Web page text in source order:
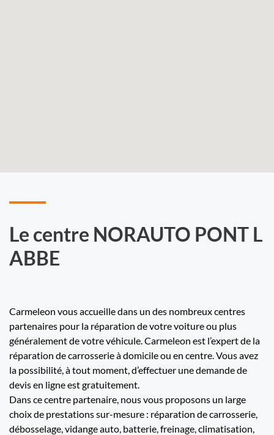
Le centre NORAUTO PONT L
ABBE
Carmeleon vous accueille dans un des nombreux centres
partenaires pour la réparation de votre voiture ou plus
généralement de votre véhicule. Carmeleon est l’expert de la
réparation de carrosserie à domicile ou en centre. Vous avez
la possibilité, à tout moment, d’effectuer une demande de
devis en ligne est gratuitement.
Dans ce centre partenaire, nous vous proposons un large
choix de prestations sur-mesure : réparation de carrosserie,
débosselage, vidange auto, batterie, freinage, climatisation,